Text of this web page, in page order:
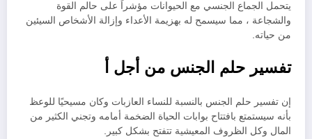
يتحمل الجماع الجنسي مع الحيوانات مؤشراً على حالم القوة
والشجاعة ، مما سيسمح له بهزيمة الأعداء وإزالة الأشخاص السيئين
من حياته.
تفسير حلم الجنس من أجل أ
إن تفسير حلم الجنس بالنسبة للنساء العازبات وكان مسيحيًا للوعظ
بأنه سيستمتع بافتتاح بوابات الحياة الضخمة أمامه وتجني الكثير من
المال وكل الظروف المعيشية تتفتح بشكل كبير.